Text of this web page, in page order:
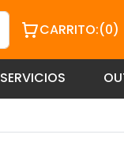
CARRITO:(0)
SERVICIOS